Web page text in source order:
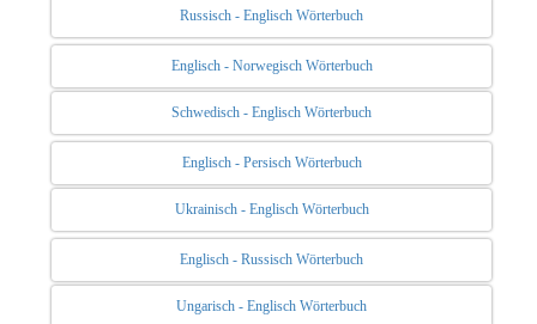
Russisch - Englisch Wörterbuch
Englisch - Norwegisch Wörterbuch
Schwedisch - Englisch Wörterbuch
Englisch - Persisch Wörterbuch
Ukrainisch - Englisch Wörterbuch
Englisch - Russisch Wörterbuch
Ungarisch - Englisch Wörterbuch